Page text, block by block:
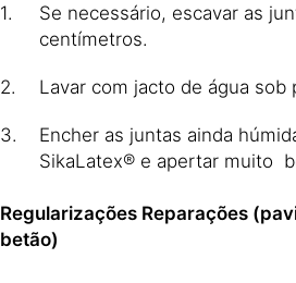
Se necessário, escavar as
centímetros.
Lavar com jacto de água sob
Encher as juntas ainda
SikaLatex® e apertar muito
Regularizações Reparações
betão)